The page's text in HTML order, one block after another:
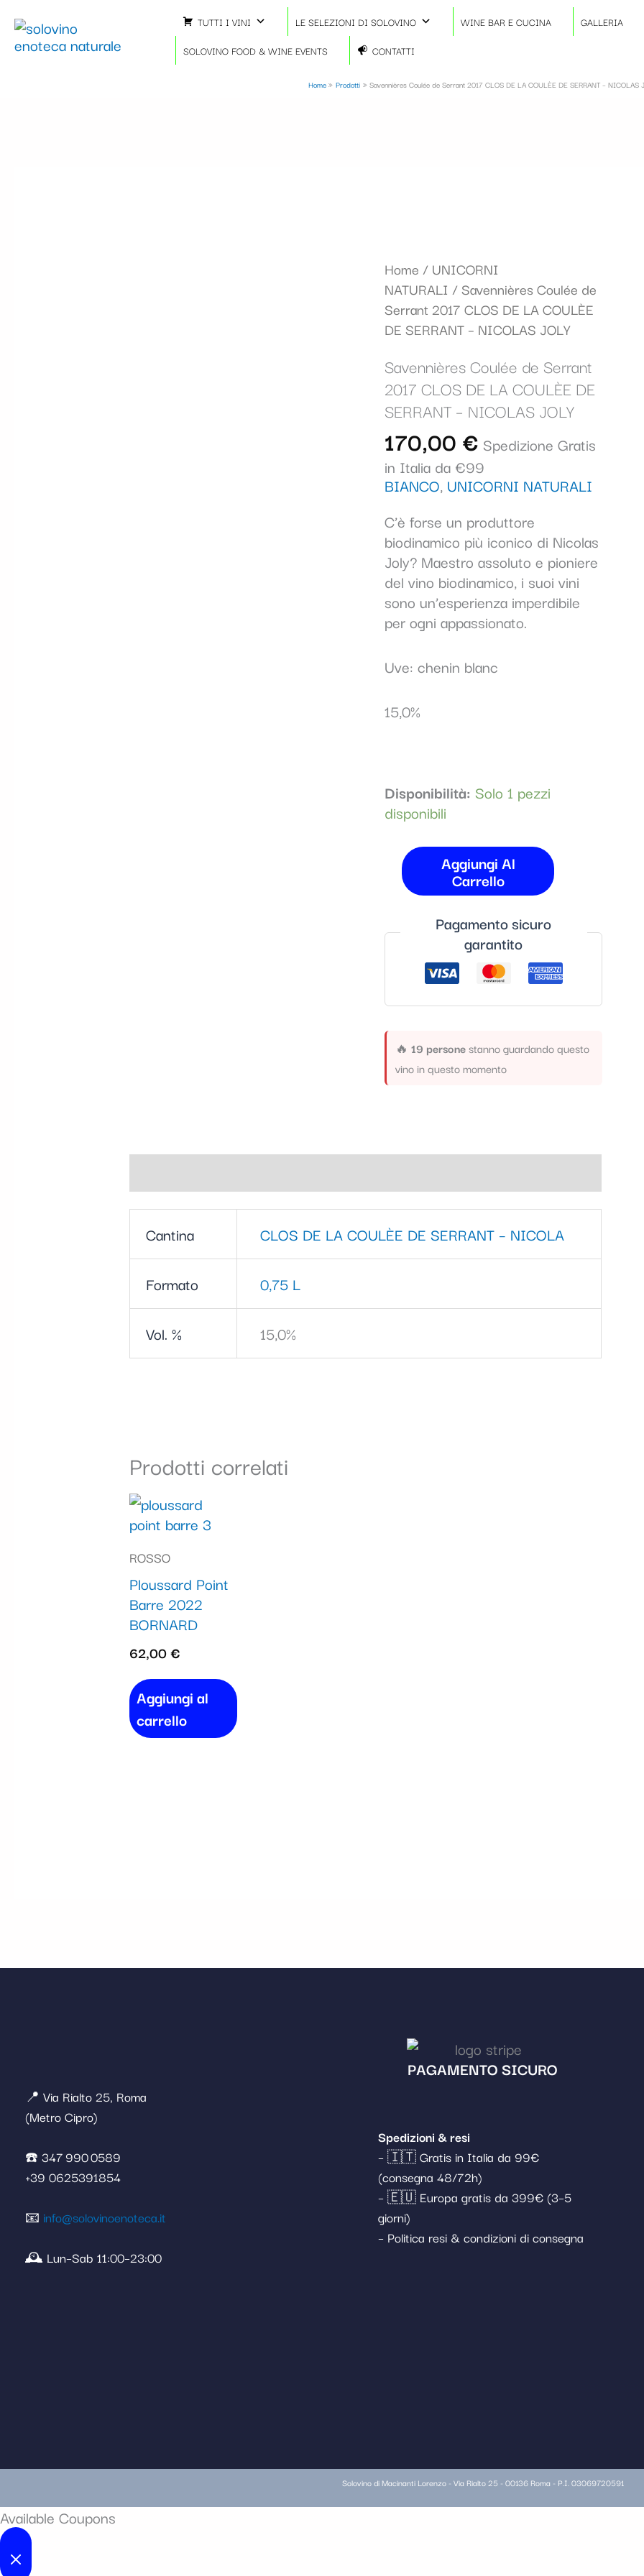
contenuto
TUTTI I VINI LE SELEZIONI DI SOLOVINO WINE BAR E CUCINA
GALLERIA
SOLOVINO FOOD & WINE EVENTS
CONTATTI
Home Prodotti Savennières Coulée de Serrant 2017 CLOS DE LA COULÈE DE SERRANT – NICOLAS
Home / UNICORNI
NATURALI / Savennières Coulée de
Serrant 2017 CLOS DE LA COULÈE
DE SERRANT – NICOLAS JOLY
Savennières Coulée de Serrant
2017 CLOS DE LA COULÈE DE
SERRANT – NICOLAS JOLY
170,00 € Spedizione Gratis
in Italia da €99
BIANCO, UNICORNI NATURALI
C’è forse un produttore
biodinamico più iconico di Nicolas
Joly? Maestro assoluto e pioniere
del vino biodinamico, i suoi vini
sono un’esperienza imperdibile
per ogni appassionato.
Uve: chenin blanc
15,0%
Disponibilità: Solo 1 pezzi
disponibili
Savennières
Coulée
de
Serrant
CLOS
DE
LA
DE
SERRANT
-
JOLY
quantità
Aggiungi Al
Carrello
Pagamento sicuro
garantito
🔥19 personestanno guardando questo
vino in questo momento
Cantina CLOS DE LA COULÈE DE SERRANT – NICOLA
Formato 0,75 L
Vol. % 15,0%
Prodotti correlati
ROSSO
Ploussard Point
Barre 2022
BORNARD
62,00€
Aggiungi al
carrello
📍 Via Rialto 25, Roma
(Metro Cipro)
☎️ 347 990 0589
+39 0625391854
📧 info@solovinoenoteca.it
🕰️ Lun–Sab 11:00–23:00
PAGAMENTO SICURO
Spedizioni & resi
– 🇮🇹 Gratis in Italia da 99€
(consegna 48/72h)
– 🇪🇺 Europa gratis da 399€ (3–5
giorni)
– Politica resi & condizioni di consegna
Solovino di Macinanti Lorenzo - Via Rialto 25 - 00136 Roma - P.I. 03069720591
Available Coupons